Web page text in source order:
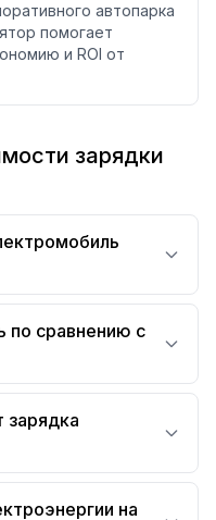
автопарка
помогает
и ROI от
зарядки
по сравнению с
зарядка
на